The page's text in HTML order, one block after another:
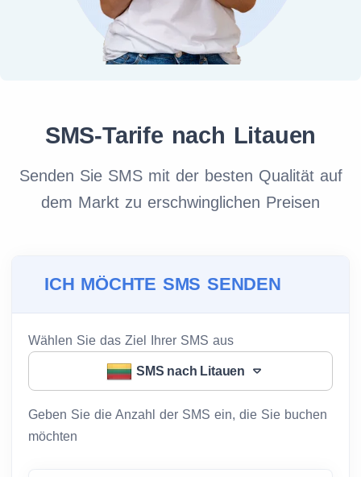
SMS-Tarife nach Litauen
Senden Sie SMS mit der besten Qualität auf
dem Markt zu erschwinglichen Preisen
ICH MÖCHTE SMS SENDEN
Wählen Sie das Ziel Ihrer SMS aus
SMS nach Litauen
Geben Sie die Anzahl der SMS ein, die Sie buchen
möchten